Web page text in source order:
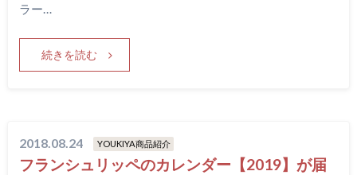
ラー…
続きを読む
2018.08.24 YOUKIYA商品紹介
フランシュリッペのカレンダー【2019】が届